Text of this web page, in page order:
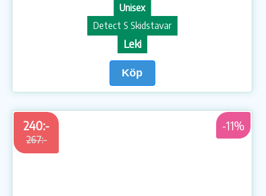
Unisex
Detect S Skidstavar
Leki
Köp
240:-
267:-
-11%